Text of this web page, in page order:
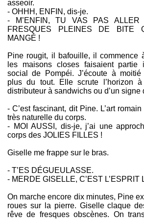
asseoir.
- OHHH, ENFIN, dis-je.
- M’ENFIN, TU VAS PAS ALLER
FRESQUES PLEINES DE BITE
MANGÉ !
Pine rougit, il bafouille, il commence
les maisons closes faisaient partie
social de Pompéi. J’écoute à moitié
plus du tout. Elle scrute l’horizon à
distributeur à sandwichs ou d’un signe
- C’est fascinant, dit Pine. L’art
très naturelle du corps.
- MOI AUSSI, dis-je, j’ai une
corps des JOLIES FILLES !
Giselle me frappe sur le bras.
- T’ES DÉGUEULASSE.
- MERDE GISELLE, C’EST L’ESPRIT
On marche encore dix minutes, Pine
roues sur la pierre. Giselle claque
rêve de fresques obscènes. On